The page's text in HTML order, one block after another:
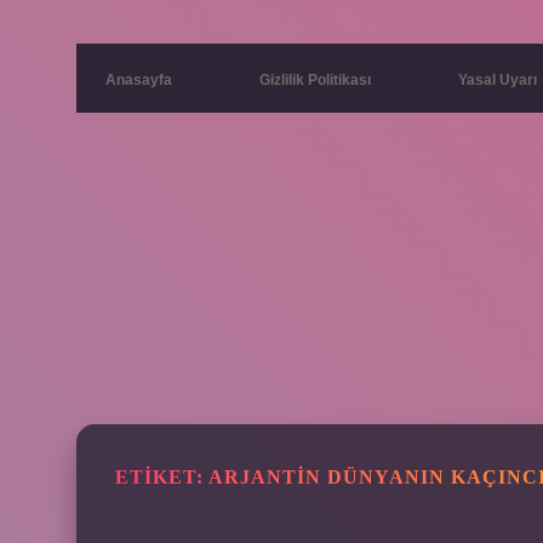
Anasayfa Gizlilik Politikası Yasal Uyarı
ETIKET: ARJANTIN DÜNYANIN